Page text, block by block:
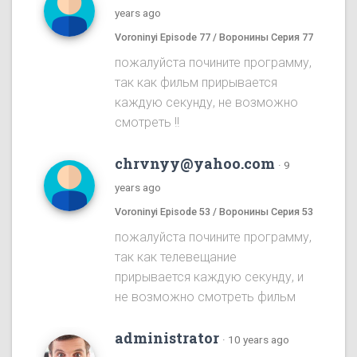
years ago
Voroninyi Episode 77 / Воронины Серия 77
пожалуйста почините программу,
так как фильм прирывается
каждую секунду, не возможно
смотреть !!
chrvnyy@yahoo.com · 9
years ago
Voroninyi Episode 53 / Воронины Серия 53
пожалуйста почините программу,
так как телевещание
прирывается каждую секунду, и
не возможно смотреть фильм
administrator · 10 years ago